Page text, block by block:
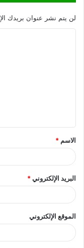
لن يتم نشر عنوان بريدك
الاسم *
البريد الإلكتروني*
الموقع الإلكتروني